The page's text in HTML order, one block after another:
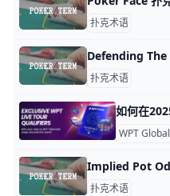
扑克术语
扑克术语
WPT Global
扑克术语